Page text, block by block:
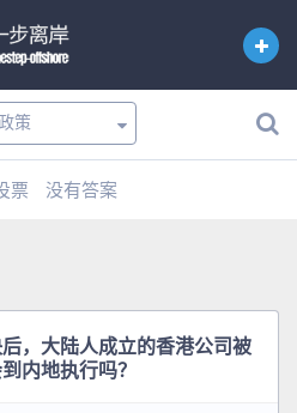
票 没有答案
，大陆人成立的香港公司被
内地执行吗？